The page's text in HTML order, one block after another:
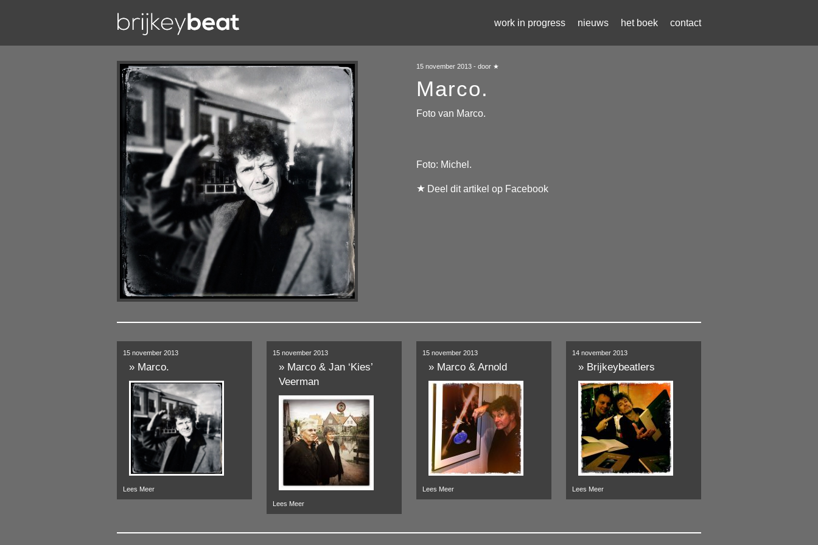
contact
het boek
nieuws
work in progress
15 november 2013 - door ★
Marco.
Foto van Marco.
Foto: Michel.
Deel dit artikel op Facebook
15 november 2013
» Marco.
Lees Meer
15 november 2013
» Marco & Jan ‘Kies’
Veerman
Lees Meer
15 november 2013
» Marco & Arnold
Lees Meer
14 november 2013
» Brijkeybeatlers
Lees Meer